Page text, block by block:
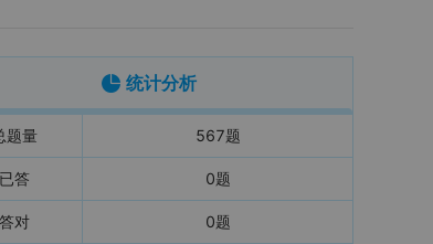
统计分析
题量 567题
已答 0题
答对 0题
重做